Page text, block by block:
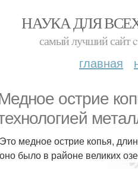
НАУКА ДЛЯ
самый лучший сайт
главная
острие
Это медное острие копья,
оно было в районе великих